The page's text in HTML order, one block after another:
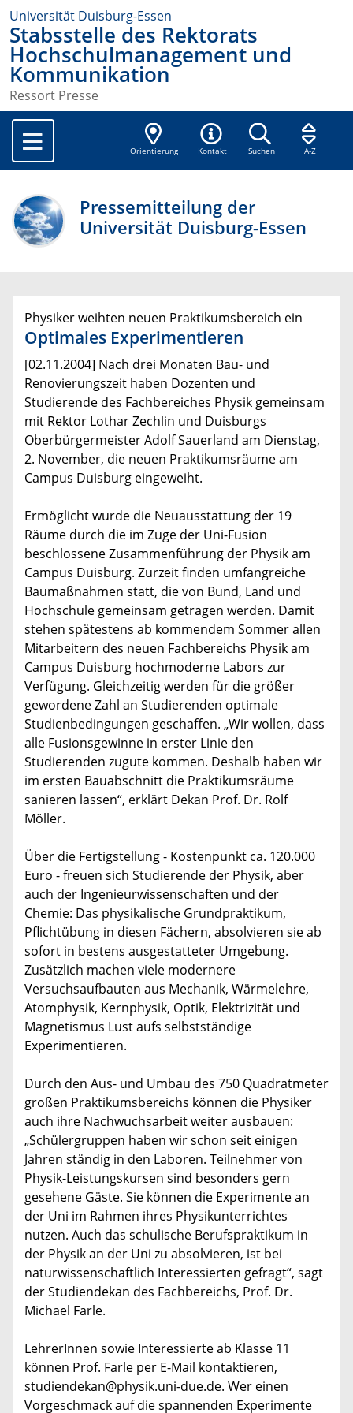
Universität Duisburg-Essen
Stabsstelle des Rektorats
Hochschulmanagement und
Kommunikation
Ressort Presse
Orientierung Kontakt Suchen A-Z
Pressemitteilung der
Universität Duisburg-Essen
Physiker weihten neuen Praktikumsbereich ein
Optimales Experimentieren
[02.11.2004] Nach drei Monaten Bau- und
Renovierungszeit haben Dozenten und
Studierende des Fachbereiches Physik gemeinsam
mit Rektor Lothar Zechlin und Duisburgs
Oberbürgermeister Adolf Sauerland am Dienstag,
2. November, die neuen Praktikumsräume am
Campus Duisburg eingeweiht.
Ermöglicht wurde die Neuausstattung der 19
Räume durch die im Zuge der Uni-Fusion
beschlossene Zusammenführung der Physik am
Campus Duisburg. Zurzeit finden umfangreiche
Baumaßnahmen statt, die von Bund, Land und
Hochschule gemeinsam getragen werden. Damit
stehen spätestens ab kommendem Sommer allen
Mitarbeitern des neuen Fachbereichs Physik am
Campus Duisburg hochmoderne Labors zur
Verfügung. Gleichzeitig werden für die größer
gewordene Zahl an Studierenden optimale
Studienbedingungen geschaffen. „Wir wollen, dass
alle Fusionsgewinne in erster Linie den
Studierenden zugute kommen. Deshalb haben wir
im ersten Bauabschnitt die Praktikumsräume
sanieren lassen“, erklärt Dekan Prof. Dr. Rolf
Möller.
Über die Fertigstellung - Kostenpunkt ca. 120.000
Euro - freuen sich Studierende der Physik, aber
auch der Ingenieurwissenschaften und der
Chemie: Das physikalische Grundpraktikum,
Pflichtübung in diesen Fächern, absolvieren sie ab
sofort in bestens ausgestatteter Umgebung.
Zusätzlich machen viele modernere
Versuchsaufbauten aus Mechanik, Wärmelehre,
Atomphysik, Kernphysik, Optik, Elektrizität und
Magnetismus Lust aufs selbstständige
Experimentieren.
Durch den Aus- und Umbau des 750 Quadratmeter
großen Praktikumsbereichs können die Physiker
auch ihre Nachwuchsarbeit weiter ausbauen:
„Schülergruppen haben wir schon seit einigen
Jahren ständig in den Laboren. Teilnehmer von
Physik-Leistungskursen sind besonders gern
gesehene Gäste. Sie können die Experimente an
der Uni im Rahmen ihres Physikunterrichtes
nutzen. Auch das schulische Berufspraktikum in
der Physik an der Uni zu absolvieren, ist bei
naturwissenschaftlich Interessierten gefragt“, sagt
der Studiendekan des Fachbereichs, Prof. Dr.
Michael Farle.
LehrerInnen sowie Interessierte ab Klasse 11
können Prof. Farle per E-Mail kontaktieren,
studiendekan@physik.uni-due.de. Wer einen
Vorgeschmack auf die spannenden Experimente